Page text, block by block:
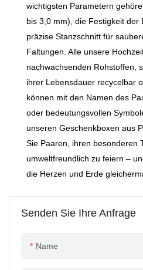
Senden Sie Ihre Anfrage
Name
wichtigsten Parametern
bis 3,0 mm), die Festigkeit der
präzise Stanzschnitt für
Faltungen. Alle unsere
nachwachsenden Rohstoffen,
ihrer Lebensdauer recycelbar
können mit den Namen des
oder bedeutungsvollen
unseren Geschenkboxen aus
Sie Paaren, ihren besonderen
umweltfreundlich zu feiern –
die Herzen und Erde